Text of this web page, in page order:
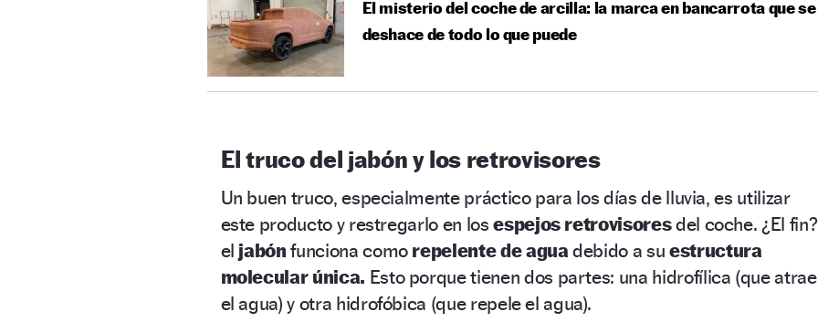
El misterio del coche de arcilla: la marca en bancarrota que se
deshace de todo lo que puede
El truco del jabón y los retrovisores
Un buen truco, especialmente práctico para los días de lluvia, es utilizar
este producto y restregarlo en losespejos retrovisoresdel coche. ¿El
el jabónfunciona como repelente de aguadebido a su estructura
molecular única. Esto porque tienen dos partes: una hidrofílica (que atrae
el agua) y otra hidrofóbica (que repele el agua).